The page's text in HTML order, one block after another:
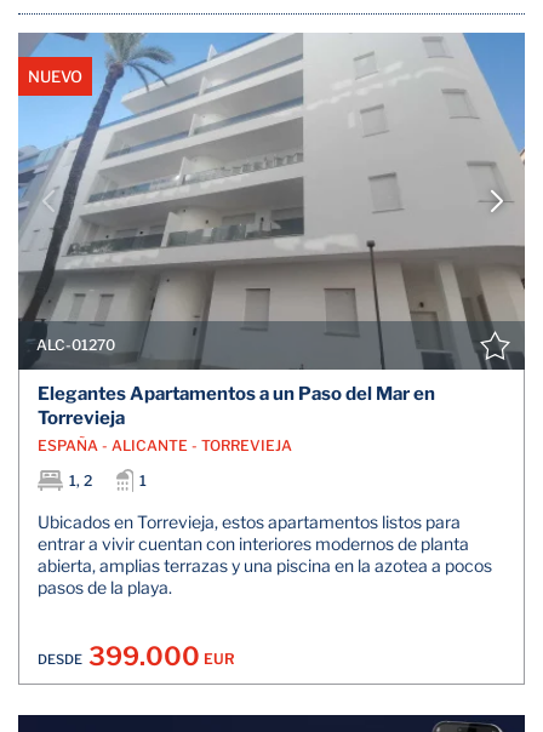
NUEVO
ALC-01270
Elegantes Apartamentos a un Paso del Mar en
Torrevieja
ESPAÑA - ALICANTE - TORREVIEJA
1, 2
1
Ubicados en Torrevieja, estos apartamentos listos para
entrar a vivir cuentan con interiores modernos de planta
abierta, amplias terrazas y una piscina en la azotea a pocos
pasos de la playa.
DESDE 399.000 EUR